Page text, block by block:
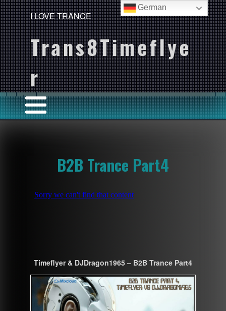
I LOVE TRANCE
Trans8Timeflye
r
B2B Trance Part4
Timeflyer & DJDragon1965 – B2B Trance Part4
German